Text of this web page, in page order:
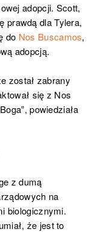
adopcji. Scott,
prawdą dla Tylera,
do Nos Buscamos,
adopcją.
został zabrany
się z Nos
powiedziała
z dumą
na
biologicznymi.
że jest to